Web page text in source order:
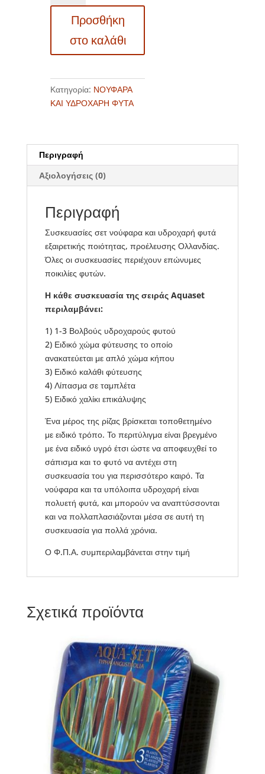
Pontederia
cordata
ποσότητα
Προσθήκη
στο καλάθι
Κατηγορία: ΝΟΥΦΑΡΑ
ΚΑΙ ΥΔΡΟΧΑΡΗ ΦΥΤΑ
Περιγραφή
Αξιολογήσεις (0)
Περιγραφή
Συσκευασίες σετ νούφαρα και υδροχαρή φυτά
εξαιρετικής ποιότητας, προέλευσης Ολλανδίας.
Όλες οι συσκευασίες περιέχουν επώνυμες
ποικιλίες φυτών.
Η κάθε συσκευασία της σειράς Aquaset
περιλαμβάνει:
1) 1-3 Βολβούς υδροχαρούς φυτού
2) Ειδικό χώμα φύτευσης το οποίο
ανακατεύεται με απλό χώμα κήπου
3) Ειδικό καλάθι φύτευσης
4) Λίπασμα σε ταμπλέτα
5) Ειδικό χαλίκι επικάλυψης
Ένα μέρος της ρίζας βρίσκεται τοποθετημένο
με ειδικό τρόπο. Το περιτύλιγμα είναι βρεγμένο
με ένα ειδικό υγρό έτσι ώστε να αποφευχθεί το
σάπισμα και το φυτό να αντέχει στη
συσκευασία του για περισσότερο καιρό. Τα
νούφαρα και τα υπόλοιπα υδροχαρή είναι
πολυετή φυτά, και μπορούν να αναπτύσσονται
και να πολλαπλασιάζονται μέσα σε αυτή τη
συσκευασία για πολλά χρόνια.
Ο Φ.Π.Α. συμπεριλαμβάνεται στην τιμή
Σχετικά προϊόντα